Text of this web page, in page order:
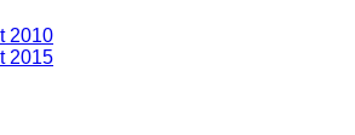
2010
2015